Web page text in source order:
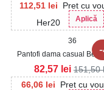
112,51 lei
Pret cu
Her20
Aplică
36
Pantofi dama casual Bej
Ecologica Intoarsa
66,06 lei
Pret cu
82,57 lei 151,50